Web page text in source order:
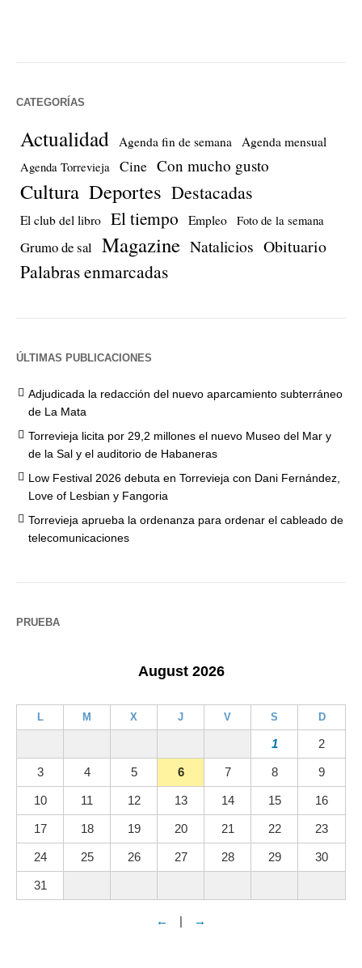
CATEGORÍAS
Actualidad Agenda fin de semana Agenda mensual
Agenda Torrevieja Cine Con mucho gusto
Cultura Deportes Destacadas
El club del libro El tiempo Empleo Foto de la semana
Grumo de sal Magazine Natalicios Obituario
Palabras enmarcadas
ÚLTIMAS PUBLICACIONES
Adjudicada la redacción del nuevo aparcamiento subterráneo
de La Mata
Torrevieja licita por 29,2 millones el nuevo Museo del Mar y
de la Sal y el auditorio de Habaneras
Low Festival 2026 debuta en Torrevieja con Dani Fernández,
Love of Lesbian y Fangoria
Torrevieja aprueba la ordenanza para ordenar el cableado de
telecomunicaciones
PRUEBA
August 2026
L M X J V S D
1 2
3 4 5 6 7 8 9
10 11 12 13 14 15 16
17 18 19 20 21 22 23
24 25 26 27 28 29 30
31
← | →